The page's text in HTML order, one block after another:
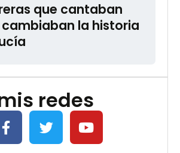
que cantaban
la historia
redes